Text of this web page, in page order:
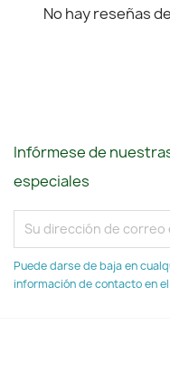
No hay reseñas
Infórmese de
especiales
Puede darse de baja en
información de contacto en